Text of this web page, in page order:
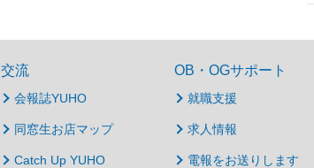
交流
会報誌YUHO
同窓生お店マップ
Catch Up YUHO
OB・OGサポート
就職支援
求人情報
電報をお送りします